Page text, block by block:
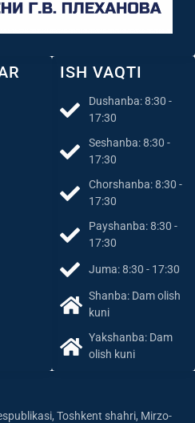
ISH VAQTI
17:30
17:30
17:30
17:30
Juma: 8:30 - 17:30
kuni